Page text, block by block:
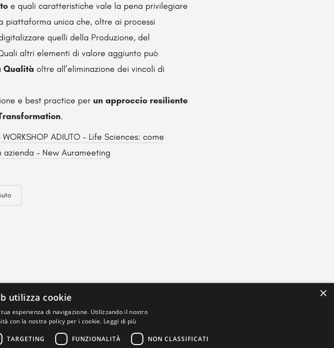
e quali caratteristiche vale la pena privilegiare
piattaforma unica che, oltre ai processi
quelli della Produzione, del
altri elementi di valore aggiunto può
Qualità oltre all’eliminazione dei vincoli di
e best practice per un approccio resiliente
.
ADIUTO – Life Sciences: come
– New Aurameeting
×
utilizza cookie
esperienza di navigazione. Utilizzando il nostro
con la nostra policy per i cookie. Leggi di più
TARGETING FUNZIONALITÀ NON CLASSIFICATI